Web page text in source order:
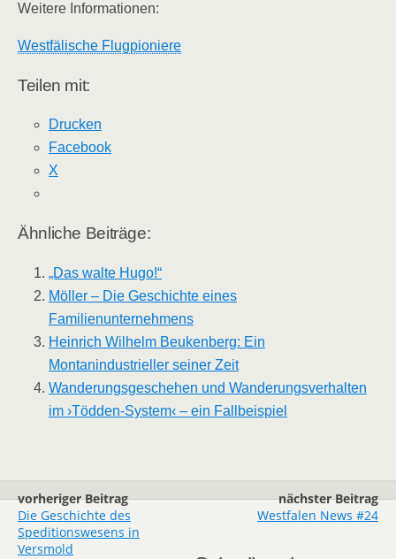
Weitere Informationen:
Westfälische Flugpioniere
Teilen mit:
Drucken
Facebook
X
Ähnliche Beiträge:
„Das walte Hugo!“
Möller – Die Geschichte eines
Familienunternehmens
Heinrich Wilhelm Beukenberg: Ein
Montanindustrieller seiner Zeit
Wanderungsgeschehen und Wanderungsverhalten
im ›Tödden-System‹ – ein Fallbeispiel
vorheriger Beitrag
Die Geschichte des
Speditionswesens in
Versmold
nächster Beitrag
Westfalen News #24